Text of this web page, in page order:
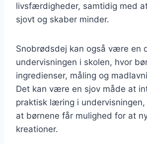
livsfærdigheder, samtidig med
sjovt og skaber minder.
Snobrødsdej kan også være en
undervisningen i skolen, hvor
ingredienser, måling og
Det kan være en sjov måde at
praktisk læring i
at børnene får mulighed for at
kreationer.